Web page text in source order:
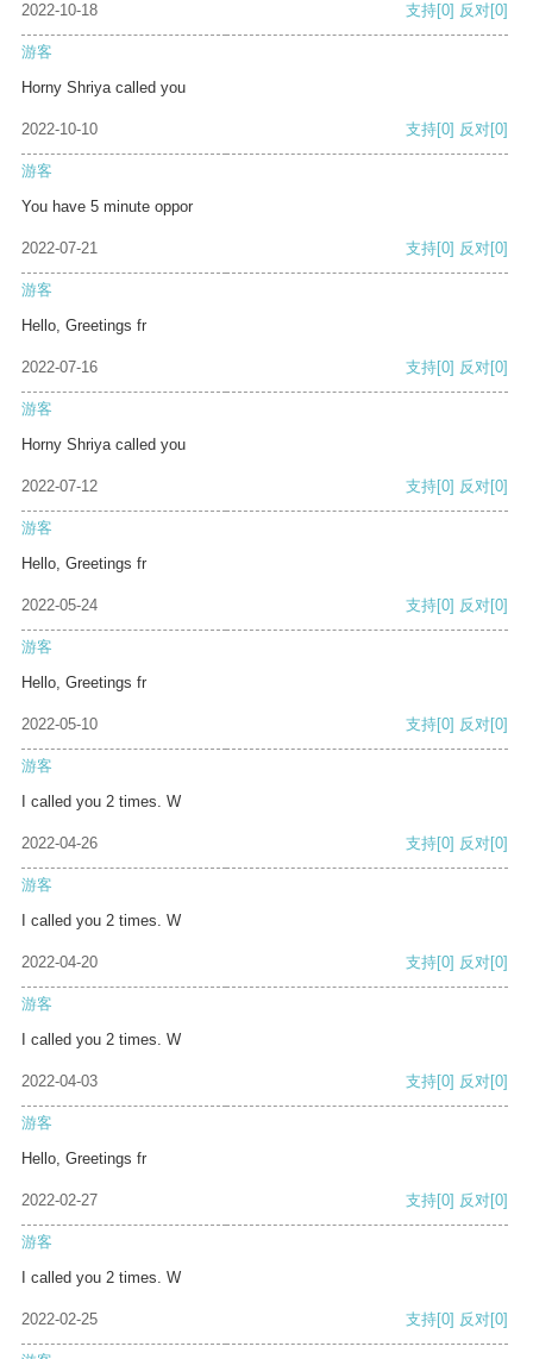
2022-10-18 支持[0] 反对[0]
游客
Horny Shriya called you
2022-10-10 支持[0] 反对[0]
游客
You have 5 minute oppor
2022-07-21 支持[0] 反对[0]
游客
Hello, Greetings fr
2022-07-16 支持[0] 反对[0]
游客
Horny Shriya called you
2022-07-12 支持[0] 反对[0]
游客
Hello, Greetings fr
2022-05-24 支持[0] 反对[0]
游客
Hello, Greetings fr
2022-05-10 支持[0] 反对[0]
游客
I called you 2 times. W
2022-04-26 支持[0] 反对[0]
游客
I called you 2 times. W
2022-04-20 支持[0] 反对[0]
游客
I called you 2 times. W
2022-04-03 支持[0] 反对[0]
游客
Hello, Greetings fr
2022-02-27 支持[0] 反对[0]
游客
I called you 2 times. W
2022-02-25 支持[0] 反对[0]